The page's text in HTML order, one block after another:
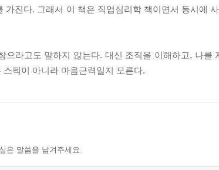
가진다. 그래서 이 책은 직업심리학 책이면서 동시에
라고도 말하지 않는다. 대신 조직을 이해하고, 나를
펙이 아니라 마음근력일지 모른다.
은 말씀을 남겨주세요.